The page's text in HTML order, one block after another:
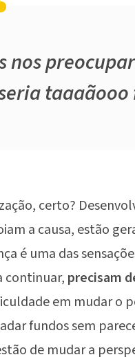
nos
certo?
a causa, estão
é uma das
continuar, precisam
em mudar o
fundos sem
de mudar a